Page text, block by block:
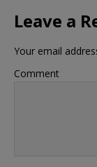
Leave a
Your email
Comment